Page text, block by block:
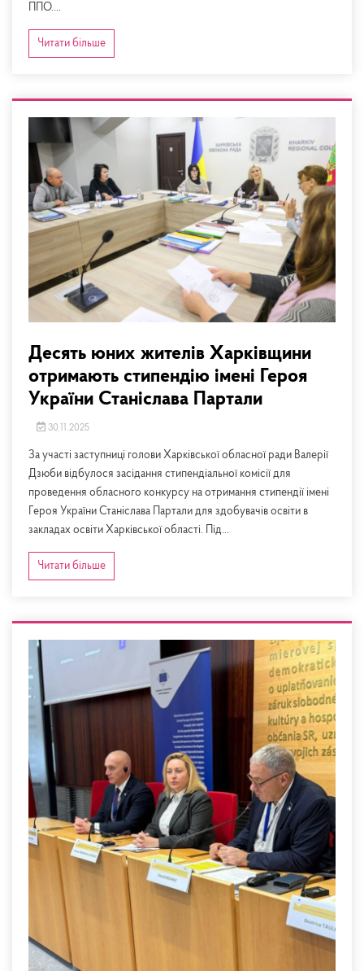
ППО....
Читати більше
Десять юних жителів Харківщини
отримають стипендію імені Героя
України Станіслава Партали
30.11.2025
За участі заступниці голови Харківської обласної ради Валерії
Дзюби відбулося засідання стипендіальної комісії для
проведення обласного конкурсу на отримання стипендії імені
Героя України Станіслава Партали для здобувачів освіти в
закладах освіти Харківської області. Під...
Читати більше